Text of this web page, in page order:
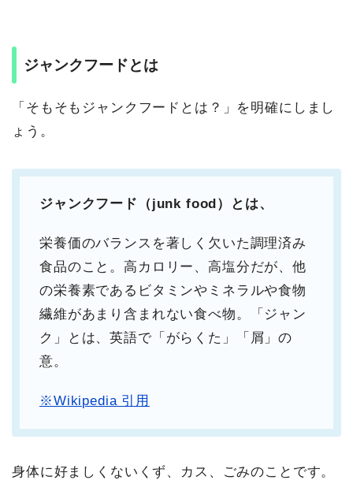
ジャンクフードとは
「そもそもジャンクフードとは？」を明確にしまし
ょう。
ジャンクフード（ junk food）とは、
栄養価のバランスを著しく欠いた調理済み
食品のこと。高カロリー、高塩分だが、他
の栄養素であるビタミンやミネラルや食物
繊維があまり含まれない食べ物。「ジャン
ク」とは、英語で「がらくた」「屑」の
意。
※Wikipedia 引用
身体に好ましくないくず、カス、ごみのことです。